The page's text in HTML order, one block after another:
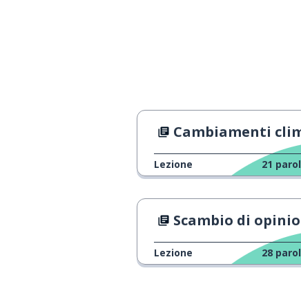
Cambiamenti climatici e inquinamento
Lezione 21
Scambio di
Lezione 28